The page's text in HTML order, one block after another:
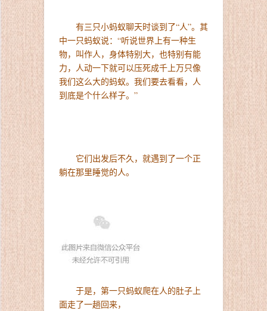
有三只小蚂蚁聊天时谈到了“人”。其
中一只蚂蚁说：“听说世界上有一种生
物，叫作人，身体特别大，也特别有能
力，人动一下就可以压死成千上万只像
我们这么大的蚂蚁。我们要去看看，人
到底是个什么样子。”
它们出发后不久，就遇到了一个正
躺在那里睡觉的人。
于是，第一只蚂蚁爬在人的肚子上
面走了一趟回来，